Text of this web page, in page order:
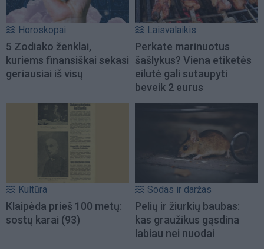
Horoskopai
5 Zodiako ženklai,
kuriems finansiškai sekasi
geriausiai iš visų
Laisvalaikis
Perkate marinuotus
šašlykus? Viena etiketės
eilutė gali sutaupyti
beveik 2 eurus
Kultūra
Klaipėda prieš 100 metų:
sostų karai (93)
Sodas ir daržas
Pelių ir žiurkių baubas:
kas graužikus gąsdina
labiau nei nuodai